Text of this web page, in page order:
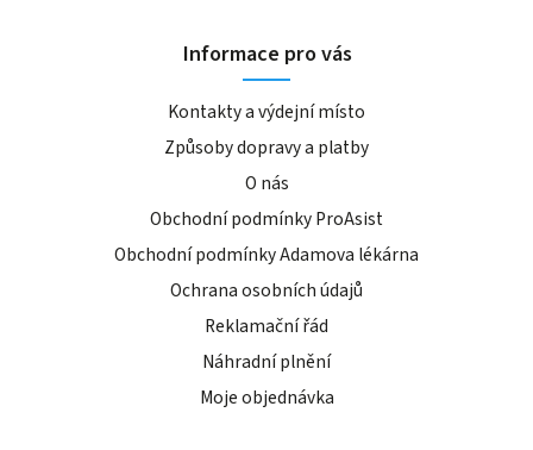
Informace pro vás
Kontakty a výdejní místo
Způsoby dopravy a platby
O nás
Obchodní podmínky ProAsist
Obchodní podmínky Adamova lékárna
Ochrana osobních údajů
Reklamační řád
Náhradní plnění
Moje objednávka